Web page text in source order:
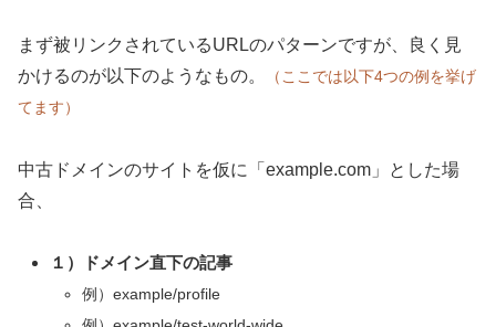
まず被リンクされているURLのパターンですが、良く見
かけるのが以下のようなもの。
（ここでは以下4つの例を挙げ
てます）
中古ドメインのサイトを仮に「example.com」とした場
合、
１）ドメイン直下の記事
例）example/profile